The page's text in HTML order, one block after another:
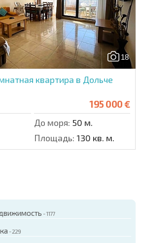
18
квартира в Дольче
195 000 €
До моря: 50 м.
Площадь: 130 кв. м.
- 1177
- 229